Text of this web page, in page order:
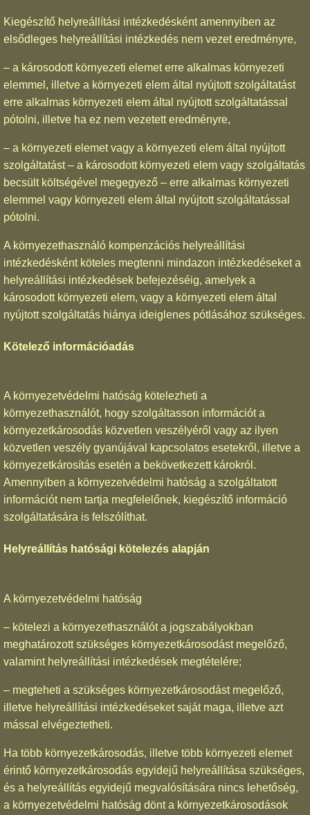
Kiegészítő helyreállítási intézkedésként amennyiben az
elsődleges helyreállítási intézkedés nem vezet eredményre,
– a károsodott környezeti elemet erre alkalmas környezeti
elemmel, illetve a környezeti elem által nyújtott szolgáltatást
erre alkalmas környezeti elem által nyújtott szolgáltatással
pótolni, illetve ha ez nem vezetett eredményre,
– a környezeti elemet vagy a környezeti elem által nyújtott
szolgáltatást – a károsodott környezeti elem vagy szolgáltatás
becsült költségével megegyező – erre alkalmas környezeti
elemmel vagy környezeti elem által nyújtott szolgáltatással
pótolni.
A környezethasználó kompenzációs helyreállítási
intézkedésként köteles megtenni mindazon intézkedéseket a
helyreállítási intézkedések befejezéséig, amelyek a
károsodott környezeti elem, vagy a környezeti elem által
nyújtott szolgáltatás hiánya ideiglenes pótlásához szükséges.
Kötelező információadás
A környezetvédelmi hatóság kötelezheti a
környezethasználót, hogy szolgáltasson információt a
környezetkárosodás közvetlen veszélyéről vagy az ilyen
közvetlen veszély gyanújával kapcsolatos esetekről, illetve a
környezetkárosítás esetén a bekövetkezett károkról.
Amennyiben a környezetvédelmi hatóság a szolgáltatott
információt nem tartja megfelelőnek, kiegészítő információ
szolgáltatására is felszólíthat.
Helyreállítás hatósági kötelezés alapján
A környezetvédelmi hatóság
– kötelezi a környezethasználót a jogszabályokban
meghatározott szükséges környezetkárosodást megelőző,
valamint helyreállítási intézkedések megtételére;
– megteheti a szükséges környezetkárosodást megelőző,
illetve helyreállítási intézkedéseket saját maga, illetve azt
mással elvégeztetheti.
Ha több környezetkárosodás, illetve több környezeti elemet
érintő környezetkárosodás egyidejű helyreállítása szükséges,
és a helyreállítás egyidejű megvalósítására nincs lehetőség,
a környezetvédelmi hatóság dönt a környezetkárosodások